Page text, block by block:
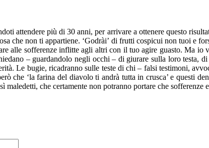
attendere più di 30 anni, per arrivare a ottenere questo
che non ti appartiene. ‘Godrài’ di frutti cospicui non tuoi e
alle sofferenze inflitte agli altri con il tuo agire guasto. Ma
– guardandolo negli occhi – di giurare sulla loro testa,
Le bugie, ricadranno sulle teste di chi – falsi testimoni,
che ‘la farina del diavolo ti andrà tutta in crusca’ e questi
maledetti, che certamente non potranno portare che